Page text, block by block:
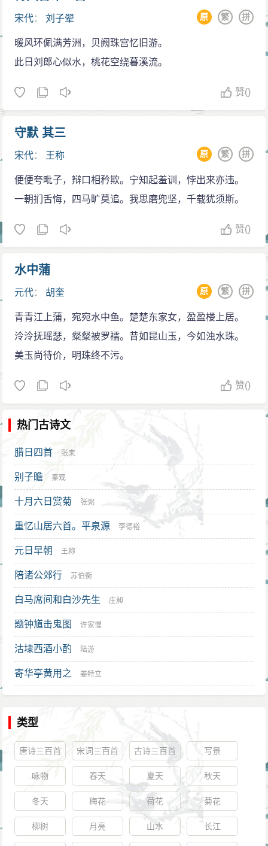
宋代：刘子翚 拼
繁
原
暖风环佩满芳洲，贝阙珠宫忆旧游。
此日刘郎心似水，桃花空绕暮溪流。
赞()
守默 其三
宋代： 王称 拼
繁
原
便便夸毗子，辩口相矜欺。宁知起羞训，悖出来亦违。
一朝扪舌悔，四马旷莫追。我思磨兜坚，千载犹须斯。
赞()
水中蒲
元代：胡奎 拼
繁
原
青青江上蒲，宛宛水中鱼。楚楚东家女，盈盈楼上居。
泠泠抚瑶瑟，粲粲被罗襦。昔如昆山玉，今如浊水珠。
美玉尚待价，明珠终不污。
赞()
热门古诗文
腊日四首 张耒
别子瞻 秦观
十月六日赏菊 张弼
重忆山居六首。平泉源 李德裕
元日早朝 王称
陪诸公郊行 苏伯衡
白马席间和白沙先生 庄昶
题钟馗击鬼图 许家惺
沽埭西酒小酌 陆游
寄华亭黄用之 姜特立
类型
唐诗三百首 宋词三百首 古诗三百首 写景
咏物 春天 夏天 秋天
冬天 梅花 荷花 菊花
柳树 月亮 山水 长江